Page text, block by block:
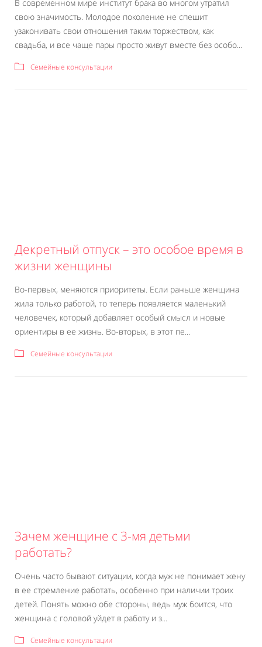
В современном мире институт брака во многом утратил
свою значимость. Молодое поколение не спешит
узаконивать свои отношения таким торжеством, как
свадьба, и все чаще пары просто живут вместе без особо...
Семейные консультации
Декретный отпуск – это особое время в
жизни женщины
Во-первых, меняются приоритеты. Если раньше женщина
жила только работой, то теперь появляется маленький
человечек, который добавляет особый смысл и новые
ориентиры в ее жизнь. Во-вторых, в этот пе...
Семейные консультации
Зачем женщине с 3-мя детьми
работать?
Очень часто бывают ситуации, когда муж не понимает жену
в ее стремление работать, особенно при наличии троих
детей. Понять можно обе стороны, ведь муж боится, что
женщина с головой уйдет в работу и з...
Семейные консультации